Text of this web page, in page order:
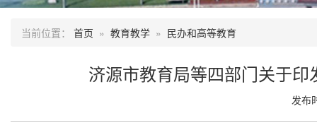
当前位置： 首页 » 教育教学 » 民办和高等教育
济源市教育局等四部门关于
发布